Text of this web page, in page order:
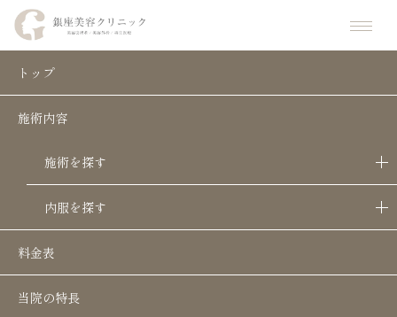
トップ
施術内容
施術を探す
内服を探す
料金表
当院の特長
銀座美容クリニック岐阜院 開院のお知ら
平素より銀座美容クリニック京都院をご愛顧いた
だき、誠にありがとうございます。
このたび、銀座美容クリニックは新たに「岐阜